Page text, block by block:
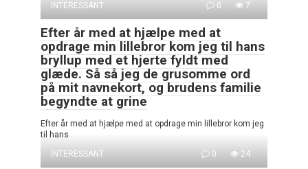
INTERESSANT
0 7
Efter år med at hjælpe med at
opdrage min lillebror kom jeg til hans
bryllup med et hjerte fyldt med
glæde. Så så jeg de grusomme ord
på mit navnekort, og brudens familie
begyndte at grine
Efter år med at hjælpe med at opdrage min lillebror kom jeg
til hans
INTERESSANT
0 24